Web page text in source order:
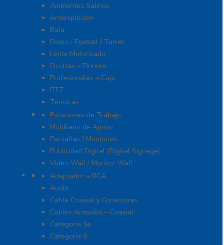
Ambientes Salinos
Antiexplosión
Bala
Domo / Eyeball / Turret
Lente Motorizado
Ocultas – Pinhole
Profesionales – Caja
PTZ
Térmicas
Monitores Pantallas Y Mobiliario
Estaciones de Trabajo
Mobiliario de Apoyo
Pantallas / Monitores
Publicidad Digital (Digital Signage)
Video Wall / Monitor Wall
Cables Y Conectores
Adaptador a RCA
Audio
Cable Coaxial y Conectores
Cables Armados – Coaxial
Categoría 5e
Categoría 6